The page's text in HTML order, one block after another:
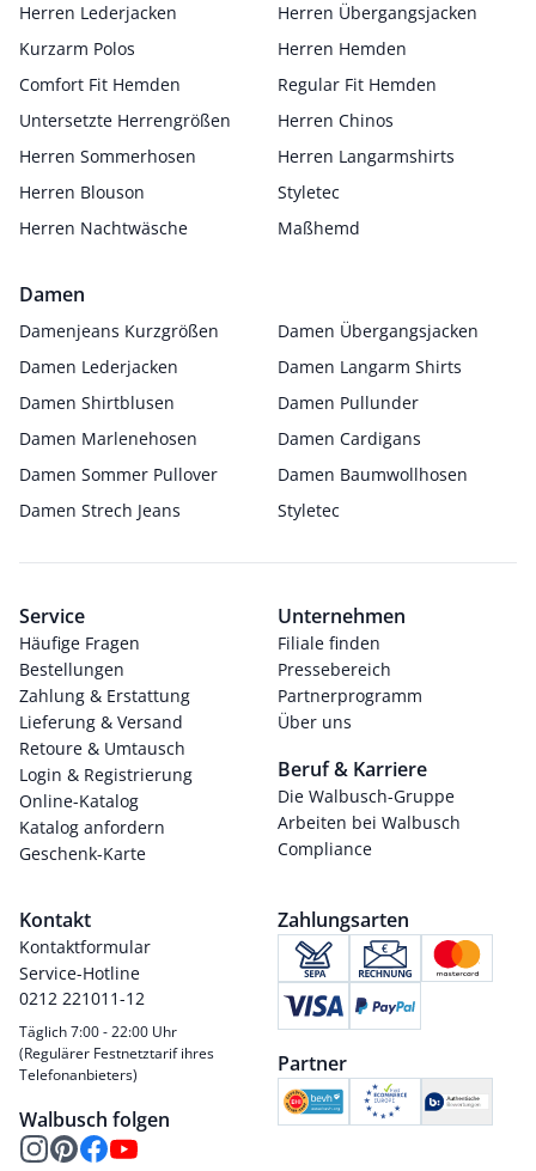
Herren Lederjacken
Herren Übergangsjacken
Kurzarm Polos
Herren Hemden
Comfort Fit Hemden
Regular Fit Hemden
Untersetzte Herrengrößen
Herren Chinos
Herren Sommerhosen
Herren Langarmshirts
Herren Blouson
Styletec
Herren Nachtwäsche
Maßhemd
Damen
Damenjeans Kurzgrößen
Damen Übergangsjacken
Damen Lederjacken
Damen Langarm Shirts
Damen Shirtblusen
Damen Pullunder
Damen Marlenehosen
Damen Cardigans
Damen Sommer Pullover
Damen Baumwollhosen
Damen Strech Jeans
Styletec
Service
Häufige Fragen
Bestellungen
Zahlung & Erstattung
Lieferung & Versand
Retoure & Umtausch
Login & Registrierung
Online-Katalog
Katalog anfordern
Geschenk-Karte
Unternehmen
Filiale finden
Pressebereich
Partnerprogramm
Über uns
Beruf & Karriere
Die Walbusch-Gruppe
Arbeiten bei Walbusch
Compliance
Kontakt
Kontaktformular
Service-Hotline
0212 221011-12
Täglich 7:00 - 22:00 Uhr
(Regulärer Festnetztarif ihres
Telefonanbieters)
Walbusch folgen
Zahlungsarten
Partner